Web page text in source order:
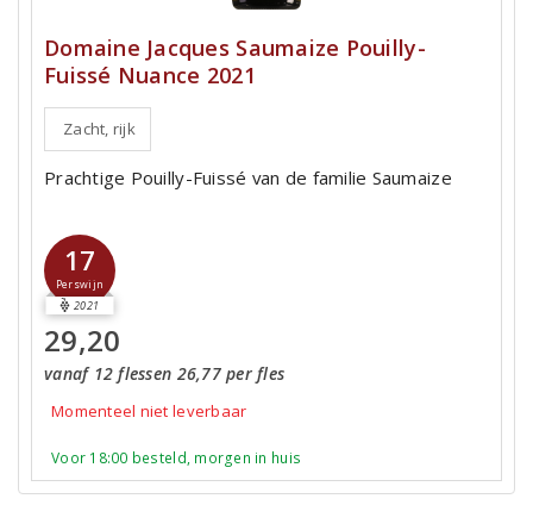
Domaine Jacques Saumaize Pouilly-
Fuissé Nuance 2021
Zacht, rijk
Prachtige Pouilly-Fuissé van de familie Saumaize
17
Perswijn
2021
29,20
vanaf 12 flessen 26,77 per fles
Momenteel niet leverbaar
Voor 18:00 besteld, morgen in huis